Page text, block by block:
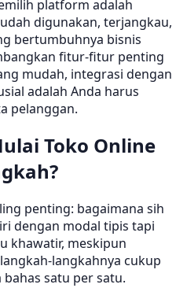
platform adalah
digunakan, terjangkau,
bertumbuhnya bisnis
fitur-fitur penting
mudah, integrasi dengan
adalah Anda harus
pelanggan.
Toko Online
penting: bagaimana sih
dengan modal tipis tapi
khawatir, meskipun
langkahnya cukup
satu per satu.